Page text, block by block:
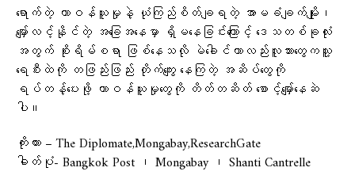
ရောက်တဲ့ တာဝန်ယူမှုနဲ့ ယုံကြည်စိတ်ချရတဲ့ အာမခံချက်မျိုး၊
မျှော်လင့်နိုင်တဲ့ အခြေအနေမှာ ရှိမနေခြင်းကြောင့် ဒေသတစ်ခုလုံး
အတွက် စိုးရိမ်စရာ ဖြစ်နေသလို မဲခေါင်ဟာလည်းလူသားတွေကသူ့
ရေစီးထဲကို တဖြည်းဖြည်း တိုက်ကျွေး နေကြတဲ့ အဆိပ်တွေကို
ရပ်တန့်ပေးဖို့ တာဝန်ယူမှုတွေကို တိတ်တဆိတ် စောင့်မျှော်နေဆဲ
ပါ။
ကိုးကား – The Diplomate,Mongabay,ResearchGate
ဓါတ်ပုံ- Bangkok Post ၊ Mongabay ၊ Shanti Cantrelle